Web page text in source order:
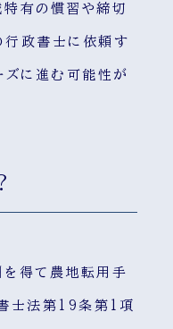
有の慣習や締切
行政書士に依頼す
ズに進む可能性が
を得て農地転用手
士法第19条第1項